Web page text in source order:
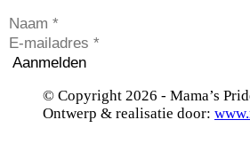
Aanmelden
© Copyright 2026 - Mama’s
Ontwerp & realisatie door: